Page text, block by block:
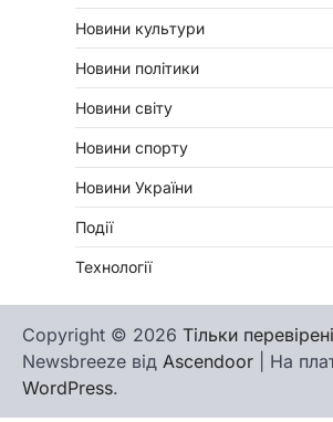
Новини культури
Новини політики
Новини світу
Новини спорту
Новини України
Події
Технології
Copyright © 2026 Тільки перевірені
Newsbreeze від Ascendoor | На
WordPress.